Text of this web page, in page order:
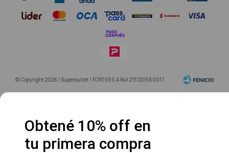
© Copyright 2026 / Superoutlet / FORTER S.A Rut 213720560017
Obtené 10% off en
tu primera compra